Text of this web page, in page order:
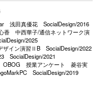
浅田真優花
SocialDesign/2016
香
中西華子/通信ネットワーク演
2025
ザイン演習ⅡB
SocialDesign/2022
SocialDesign/2021
OBOG 授業アンケート
菱谷実
SocialDesign/2019